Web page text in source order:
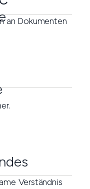
an Dokumenten
Verständnis